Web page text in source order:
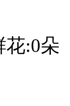
花:0朵